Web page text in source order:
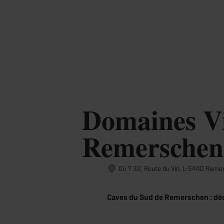
Domaines
Remerschen
Où ? 32, Route du Vin, L-5440
Caves du Sud de Remerschen :